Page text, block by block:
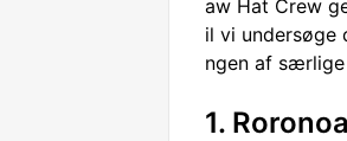
aw Hat Crew
il vi
ngen af særlige
1.